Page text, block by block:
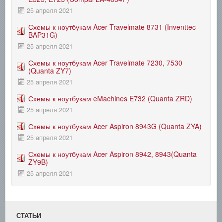
25 апреля 2021
Схемы к ноутбукам Acer Travelmate 8731 (Inventtec
BAP31G)
25 апреля 2021
Схемы к ноутбукам Acer Travelmate 7230, 7530
(Quanta ZY7)
25 апреля 2021
Схемы к ноутбукам eMachines E732 (Quanta ZRD)
25 апреля 2021
Схемы к ноутбукам Acer Aspiron 8943G (Quanta ZYA)
25 апреля 2021
Схемы к ноутбукам Acer Aspiron 8942, 8943(Quanta
ZY9B)
25 апреля 2021
СТАТЬИ